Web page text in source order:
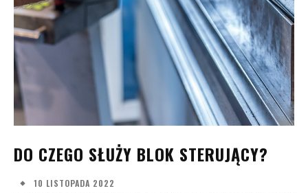
DO CZEGO SŁUŻY BLOK STERUJĄCY?
10 LISTOPADA 2022